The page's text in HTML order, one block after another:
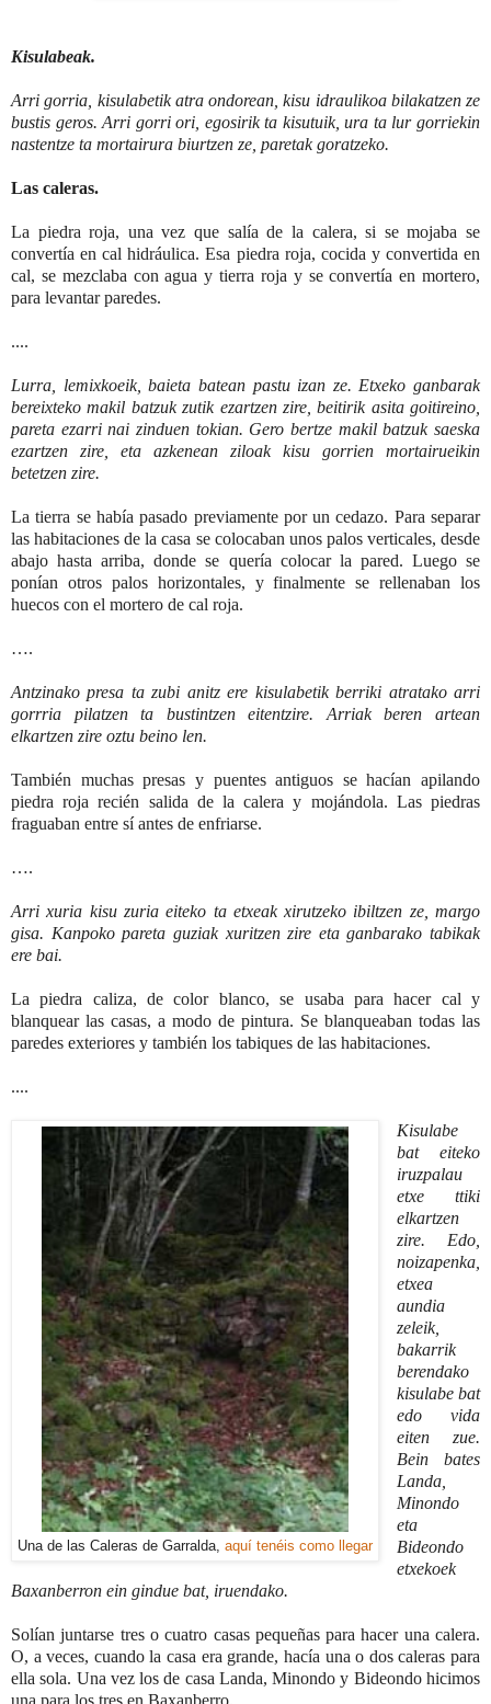
Kisulabeak.
Arri gorria, kisulabetik atra ondorean, kisu idraulikoa bilakatzen ze
bustis geros. Arri gorri ori, egosirik ta kisutuik, ura ta lur gorriekin
nastentze ta mortairura biurtzen ze, paretak goratzeko.
Las caleras.
La piedra roja, una vez que salía de la calera, si se mojaba se
convertía en cal hidráulica. Esa piedra roja, cocida y convertida en
cal, se mezclaba con agua y tierra roja y se convertía en mortero,
para levantar paredes.
....
Lurra, lemixkoeik, baieta batean pastu izan ze. Etxeko ganbarak
bereixteko makil batzuk zutik ezartzen zire, beitirik asita goitireino,
pareta ezarri nai zinduen tokian. Gero bertze makil batzuk saeska
ezartzen zire, eta azkenean ziloak kisu gorrien mortairueikin
betetzen zire.
La tierra se había pasado previamente por un cedazo. Para separar
las habitaciones de la casa se colocaban unos palos verticales, desde
abajo hasta arriba, donde se quería colocar la pared. Luego se
ponían otros palos horizontales, y finalmente se rellenaban los
huecos con el mortero de cal roja.
….
Antzinako presa ta zubi anitz ere kisulabetik berriki atratako arri
gorrria pilatzen ta bustintzen eitentzire. Arriak beren artean
elkartzen zire oztu beino len.
También muchas presas y puentes antiguos se hacían apilando
piedra roja recién salida de la calera y mojándola. Las piedras
fraguaban entre sí antes de enfriarse.
….
Arri xuria kisu zuria eiteko ta etxeak xirutzeko ibiltzen ze, margo
gisa. Kanpoko pareta guziak xuritzen zire eta ganbarako tabikak
ere bai.
La piedra caliza, de color blanco, se usaba para hacer cal y
blanquear las casas, a modo de pintura. Se blanqueaban todas las
paredes exteriores y también los tabiques de las habitaciones.
....
Una de las Caleras de Garralda, aquí tenéis como llegar
Kisulabe
bat eiteko
iruzpalau
etxe ttiki
elkartzen
zire. Edo,
noizapenka,
etxea
aundia
zeleik,
bakarrik
berendako
kisulabe bat
edo vida
eiten zue.
Bein bates
Landa,
Minondo
eta
Bideondo
etxekoek
Baxanberron ein gindue bat, iruendako.
Solían juntarse tres o cuatro casas pequeñas para hacer una calera.
O, a veces, cuando la casa era grande, hacía una o dos caleras para
ella sola. Una vez los de casa Landa, Minondo y Bideondo hicimos